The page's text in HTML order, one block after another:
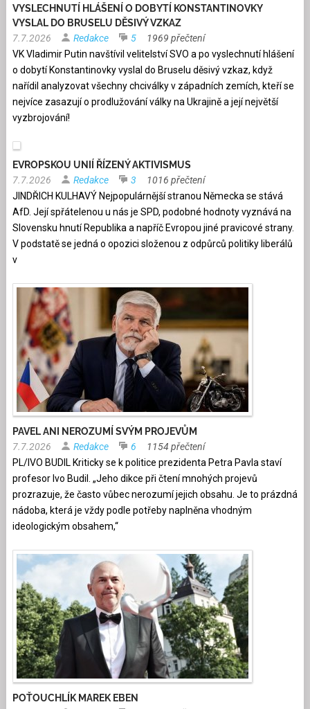
VYSLECHNUTÍ HLÁŠENÍ O DOBYTÍ KONSTANTINOVKY
VYSLAL DO BRUSELU DĚSIVÝ VZKAZ
7.7.2026
Redakce 5
1969 přečtení
VK Vladimir Putin navštívil velitelství SVO a po vyslechnutí hlášení
o dobytí Konstantinovky vyslal do Bruselu děsivý vzkaz, když
nařídil analyzovat všechny chciválky v západních zemích, kteří se
nejvíce zasazují o prodlužování války na Ukrajině a její největší
vyzbrojování!
EVROPSKOU UNIÍ ŘÍZENÝ AKTIVISMUS
7.7.2026
Redakce 3
1016 přečtení
JINDŘICH KULHAVÝ Nejpopulárnější stranou Německa se stává
AfD. Její spřátelenou u nás je SPD, podobné hodnoty vyznává na
Slovensku hnutí Republika a napříč Evropou jiné pravicové strany.
V podstatě se jedná o opozici složenou z odpůrců politiky liberálů
v
PAVEL ANI NEROZUMÍ SVÝM PROJEVŮM
7.7.2026
Redakce 6
1154 přečtení
PL/IVO BUDIL Kriticky se k politice prezidenta Petra Pavla staví
profesor Ivo Budil. „Jeho dikce při čtení mnohých projevů
prozrazuje, že často vůbec nerozumí jejich obsahu. Je to prázdná
nádoba, která je vždy podle potřeby naplněna vhodným
ideologickým obsahem,“
POŤOUCHLÍK MAREK EBEN